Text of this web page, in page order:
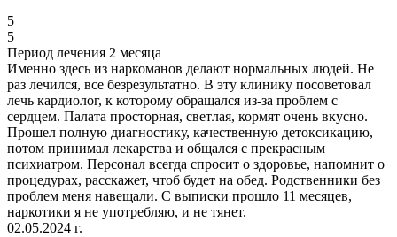
5
5
Период лечения 2 месяца
Именно здесь из наркоманов делают нормальных людей. Не
раз лечился, все безрезультатно. В эту клинику посоветовал
лечь кардиолог, к которому обращался из-за проблем с
сердцем. Палата просторная, светлая, кормят очень вкусно.
Прошел полную диагностику, качественную детоксикацию,
потом принимал лекарства и общался с прекрасным
психиатром. Персонал всегда спросит о здоровье, напомнит о
процедурах, расскажет, чтоб будет на обед. Родственники без
проблем меня навещали. С выписки прошло 11 месяцев,
наркотики я не употребляю, и не тянет.
02.05.2024 г.